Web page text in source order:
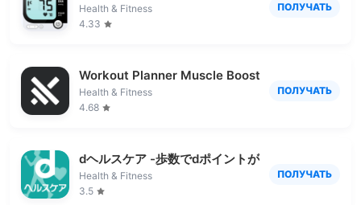
Health & Fitness
4.33
ПОЛУЧАТЬ
Workout Planner Muscle Booster
Health & Fitness
4.68
ПОЛУЧАТЬ
dヘルスケア -歩数でdポイントがたまる健康管理ア
Health & Fitness
3.5
ПОЛУЧАТЬ